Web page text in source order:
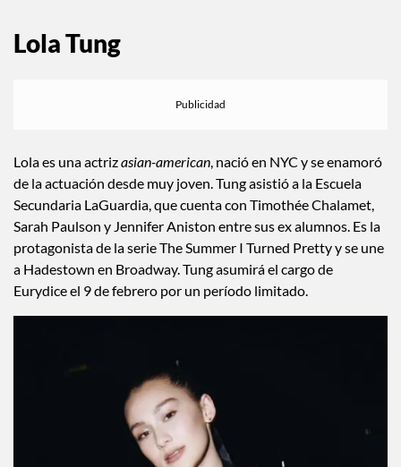
Lola Tung
Lola es una actrizasian-american, nació en NYC y se enamoró
de la actuación desde muy joven. Tung asistió a la Escuela
Secundaria LaGuardia, que cuenta con Timothée Chalamet,
Sarah Paulson y Jennifer Aniston entre sus ex alumnos. Es la
protagonista de la serie The Summer I Turned Pretty y se une
a Hadestown en Broadway. Tung asumirá el cargo de
Eurydice el 9 de febrero por un período limitado.